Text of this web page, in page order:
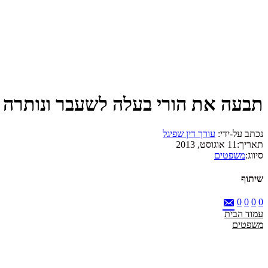
תבעה את הורי בעלה לשעבר ונותרה
נכתב על-ידי: עורך דין שפיגל
תאריך: 11 אוגוסט, 2013
סיווג:משפטים
שיתוף
0
0
0
0
עמוד הבית
משפטים